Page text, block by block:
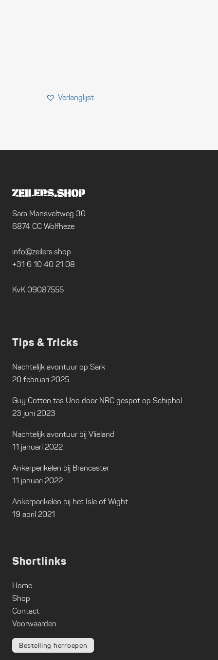
Sara Mansveltweg 30
6874 CC Wolfheze
info@zeilers.shop
+31 6 10 40 21 08
KvK 09087555
Tips & Tricks
Nachtelijk avontuur op Sark
20 februari 2025
Guy Cotten tas Uno door NRC gespot op Schiphol
23 juni 2023
Nachtelijk avontuur bij Vlieland
11 januari 2022
Ankerperikelen bij Brancaster
11 januari 2022
Ankerperikelen bij het Isle of Wight
19 april 2021
Shortlinks
Home
Shop
Contact
Voorwaarden
Bestelling herroepen